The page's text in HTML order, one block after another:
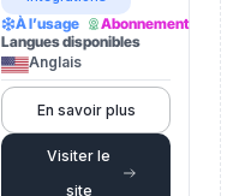
À l’usage
Abonnement
Langues disponibles
Anglais
En savoir plus
Visiter le
site